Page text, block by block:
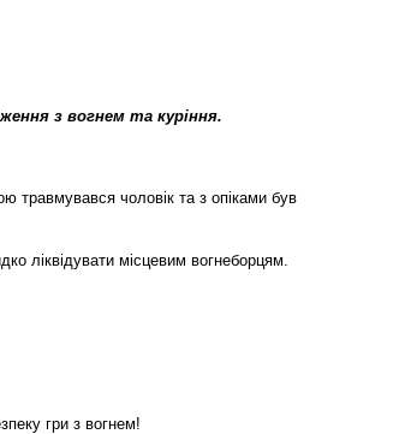
з вогнем та куріння.
травмувався чоловік та з опіками був
ліквідувати місцевим вогнеборцям.
гри з вогнем!